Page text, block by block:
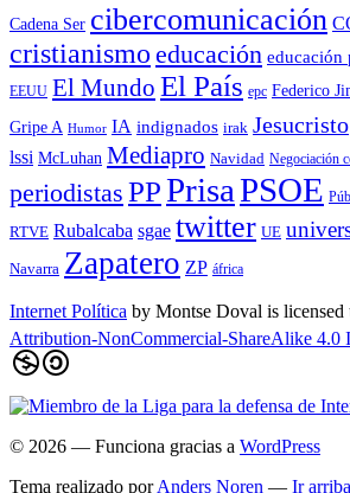
Cadena Ser cibercomunicación
cristianismo educación educación
EEUU El Mundo El País epc Federico
Gripe A Humor IA indignados irak Jesucristo
lssi McLuhan Mediapro Navidad Negociación
periodistas PPPrisaPSOE
RTVE Rubalcaba sgae twitter UE
Navarra Zapatero ZP áfrica
Internet Política by Montse Doval is licensed
Attribution-NonCommercial-ShareAlike 4.0
© 2026 — Funciona gracias a WordPress
Tema realizado porAnders Noren — Ir